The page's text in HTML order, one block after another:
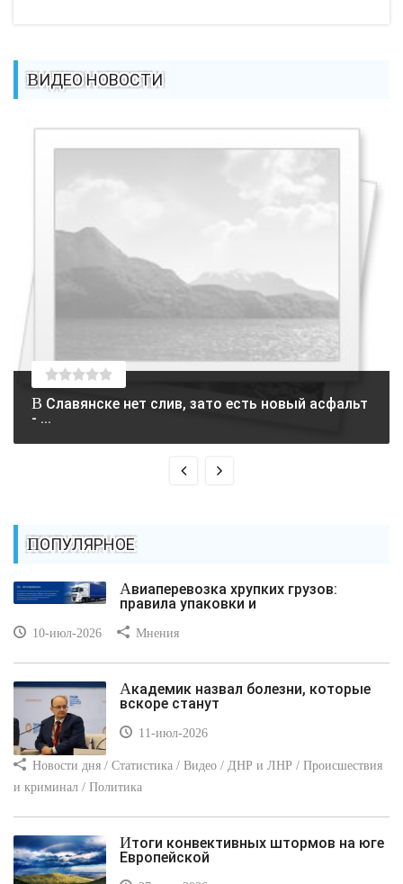
ВИДЕО НОВОСТИ
В Славянске нет слив, зато есть новый асфальт
- ...
ПОПУЛЯРНОЕ
Авиаперевозка хрупких грузов:
правила упаковки и
10-июл-2026 Мнения
Академик назвал болезни, которые
вскоре станут
11-июл-2026
Новости дня / Статистика / Видео / ДНР и ЛНР / Происшествия
и криминал / Политика
Итоги конвективных штормов на юге
Европейской